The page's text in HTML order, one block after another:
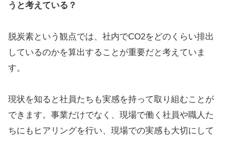
うと考えている？
脱炭素という観点では、社内でCO2をどのくらい排出
しているのかを算出することが重要だと考えていま
す。
現状を知ると社員たちも実感を持って取り組むことが
できます。事業だけでなく、現場で働く社員や職人た
ちにもヒアリングを行い、現場での実感も大切にして